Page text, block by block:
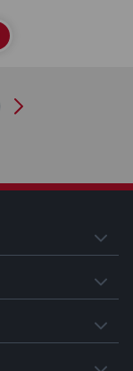
Seguinte